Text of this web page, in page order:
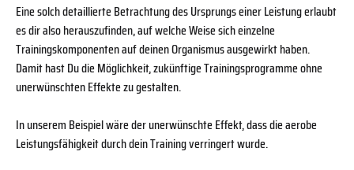
Eine solch detaillierte Betrachtung des Ursprungs einer Leistung erlaubt
es dir also herauszufinden, auf welche Weise sich einzelne
Trainingskomponenten auf deinen Organismus ausgewirkt haben.
Damit hast Du die Möglichkeit, zukünftige Trainingsprogramme ohne
unerwünschten Effekte zu gestalten.
In unserem Beispiel wäre der unerwünschte Effekt, dass die aerobe
Leistungsfähigkeit durch dein Training verringert wurde.